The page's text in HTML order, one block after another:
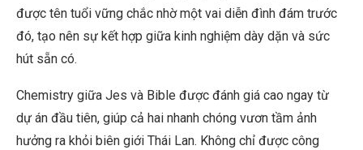
được tên tuổi vững chắc nhờ một vai diễn đình đám trước
đó, tạo nên sự kết hợp giữa kinh nghiệm dày dặn và sức
hút sẵn có.
Chemistry giữa Jes và Bible được đánh giá cao ngay từ
dự án đầu tiên, giúp cả hai nhanh chóng vươn tầm ảnh
hưởng ra khỏi biên giới Thái Lan. Không chỉ được công